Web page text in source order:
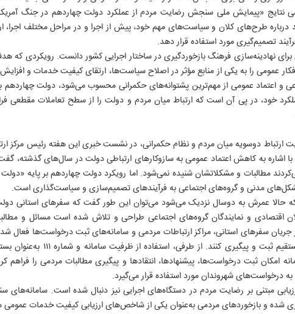
نتایج «پیمایش ملی سنجش رضایت مردم از عملکرد دولت چهاردهم در جنگ آمریکا
درباره طرح‌های کلان و سیاست‌های مهم خود، پیش از اجرا و در مراحل مختلف
تصمیم‌گیری مورد استفاده قرار دهد.
نهادینه‌سازی فرهنگ بازخوردگیری در ساختار اجرایی کشور دانست. رویکردی که
عمومی را به یکی از منابع مؤثر در اصلاح سیاست‌ها، ارتقای کیفیت خدمات و افزایش
و اعتماد عمومی از مهم‌ترین پشتوانه‌های حکمرانی محسوب می‌شود، دولت
خود، در پی آن است که ارتباط میان مردم و دولت را از سطح تعاملات مقطعی
ارتباط دوسویه میان مردم و نظام حکمرانی، در نشست خبری این هفته رئیس مرکز
اشاره به کاهش اعتماد عمومی به سازوکارهای ارتباطی دولت در سال‌های گذشته،
مطالبات و مشکلاتشان شنیده نمی‌شود. اما رویکرد دولت چهاردهم بر پایه
مدنی و گروه‌های اجتماعی به فرآیندهای تصمیم‌سازی و سیاست‌گذاری است.
که حالا عمرش به دوسال نزدیک می‌شود می‌توان این طور گفت که سفرهای استانی
اقتصادی و نمایندگان گروه‌های اجتماعی طراحی و تلاش شده است مسائل و
سفرهای استانی، مراکز ارتباطات مردمی و سامانه‌های ثبت درخواست‌ها فعال
مشکلات خود را به‌صورت مستقیم
امکان ثبت درخواست‌ها، پیشنهادها، انتقادها و پیگیری مطالبات مردمی را فراهم
درخواست‌های شهروندان مورد استفاده قرار می‌گیرد.
مبتنی بر رضایت مردم در دستگاه‌های اجرایی نیز دنبال شده است. سامانه‌های
شده و بازخوردهای مردمی به‌عنوان یکی از شاخص‌های ارزیابی کیفیت خدمات عمومی